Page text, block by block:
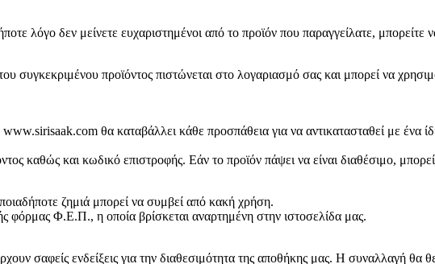
λόγo δεν μείνετε ευχαριστημένοι από το προϊόν που παραγγείλατε,
συγκεκριμένου προϊόντος πιστώνεται στο λογαριασμό σας και μπορεί να
θα καταβάλλει κάθε προσπάθεια για να αντικατασταθεί με ένα
καθώς και κωδικό επιστροφής. Εάν το προϊόν πάψει να είναι διαθέσιμο,
ζημιά μπορεί να συμβεί από κακή χρήση.
φόρμας Φ.Ε.Π., η οποία βρίσκεται αναρτημένη στην ιστοσελίδα μας.
σαφείς ενδείξεις για την διαθεσιμότητα της αποθήκης μας. Η συναλλαγή θα